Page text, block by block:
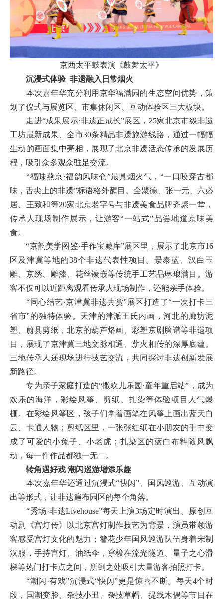
京西太平鼓表演《鼓舞太平》
沉浸式体验 非遗融入日常烟火
本次嘉年华充分利用京华福满园的生态空间优势，策
划了仪式与展览区、市集休闲区、互动体验区三大板块。
走进“成果展示·非遗正成长”展区，25家北京市级非遗
工坊最新成果、全市30条精品非遗旅游线路，通过一幅幅
生动的画面集中亮相，展现了北京非遗活态传承的发展历
程，吸引众多观众驻足交流。
“福味燕京·福韵风味仓”最具烟火气，“一口咬穿古都
味，舌尖上的非遗”标语格外醒目。全聚德、张一元、六必
居、王致和等20家北京老字号与非遗美食品牌齐聚一堂，
传承人现场制作展示，让游客“一站式”品尝地道京味美
食。
“京韵美学图鉴·手作宝藏库”展区里，展示了北京市16
区及津冀等地的38个非遗代表性项目。景泰蓝、汉白玉
雕、京绣、雕漆、花丝镶嵌等传统手工艺品琳琅满目。游
客不仅可以近距离观看传承人现场制作，还能亲手体验。
“同心结艺·京津冀非遗共赏”展区打造了“一次打卡三
省市”的独特体验。天津的津派王氏内画，河北的廊坊泥
塑、蔚县剪纸，北京的葫芦烙画、彩塑京剧脸谱等非遗项
目，展现了京津冀三地文脉相通、薪火相传的深厚底蕴。
三地传承人还现场进行技艺交流，共同探讨非遗创新发展
新路径。
专为亲子家庭打造的“撒欢儿乐园·童年重启站”，成为
欢乐的海洋，彩绘风筝、剪纸、扎染等体验项目人气爆
棚。在彩绘风筝区，孩子们拿着画笔在风筝上画出蓝天白
云、卡通人物；剪纸区里，一张张红纸在小朋友的手中变
成了可爱的小兔子、小老虎；扎染区的蓝白布料随风飘
动，每一件作品都独一无二。
转角遇好戏 潮闪巡游增添乐趣
本次嘉年华还通过沉浸式“快闪”、国风巡游、互动演
出等形式，让非遗遍布园区的每个角落。
“秀场·非遗Livehouse”每天上演3场定时演出。原创互
动剧《宫灯传》以北京宫灯制作技艺为背景，演员带领游
客感受宫灯文化的魅力；簪花少年国风巡游队伍身着宋制
汉服，手持宫灯、油纸伞，穿梭在流光隧道、量子之心滑
梯等热门打卡点之间，所到之处吸引大量游客拍照打卡。
“潮闪·有戏”沉浸式“快闪”更是惊喜不断。每天4个时
段，国潮变脸、杂技小丑、杂技草帽、提线木偶等节目在